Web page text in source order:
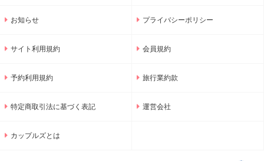
お知らせ プライバシーポリシー
サイト利用規約 会員規約
予約利用規約 旅行業約款
特定商取引法に基づく表記 運営会社
カップルズとは